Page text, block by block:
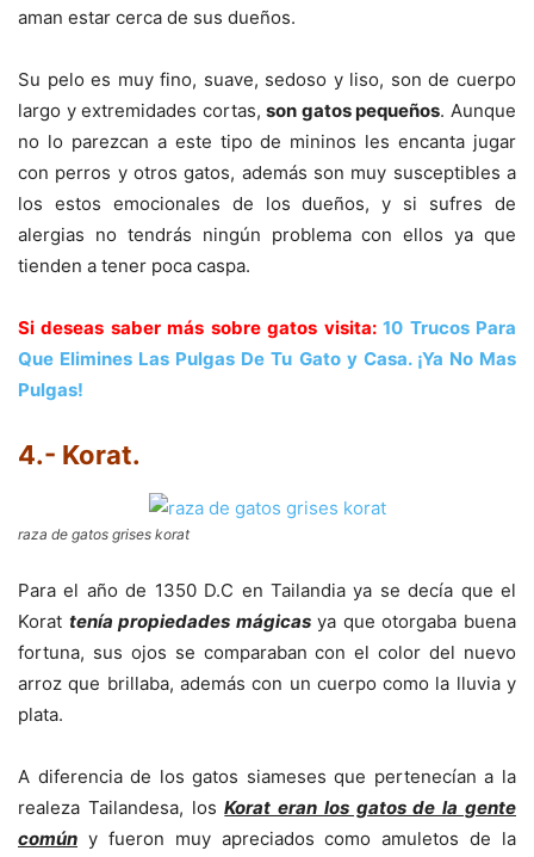
aman estar cerca de sus dueños.
Su pelo es muy fino, suave, sedoso y liso, son de cuerpo
largo y extremidades cortas,son gatos pequeños. Aunque
no lo parezcan a este tipo de mininos les encanta jugar
con perros y otros gatos, además son muy susceptibles a
los estos emocionales de los dueños, y si sufres de
alergias no tendrás ningún problema con ellos ya que
tienden a tener poca caspa.
Si deseas saber más sobre gatos visita:10 Trucos Para
Que Elimines Las Pulgas De Tu Gato y Casa. ¡Ya No Mas
Pulgas!
4.- Korat.
raza de gatos grises korat
Para el año de 1350 D.C en Tailandia ya se decía que el
Korat tenía propiedades mágicasya que otorgaba buena
fortuna, sus ojos se comparaban con el color del nuevo
arroz que brillaba, además con un cuerpo como la lluvia y
plata.
A diferencia de los gatos siameses que pertenecían a la
realeza Tailandesa, losKorat eran los gatos de la gente
común y fueron muy apreciados como amuletos de la